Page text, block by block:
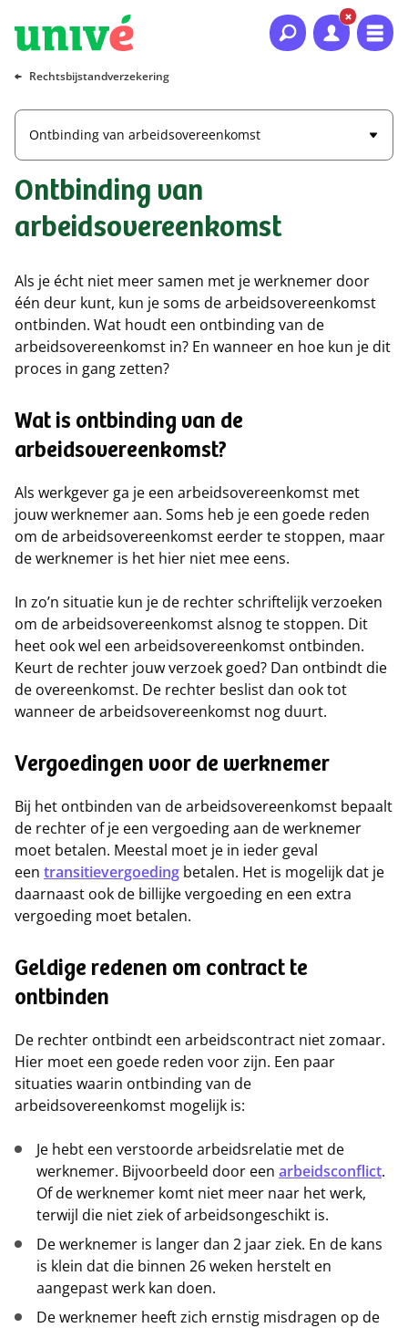
Naar hoofdinhoud
Naar hoofdnavigatie
Naar footer
Rechtsbijstandverzekering
Ontbinding van arbeidsovereenkomst
Ontbinding van
arbeidsovereenkomst
Als je écht niet meer samen met je werknemer door
één deur kunt, kun je soms de arbeidsovereenkomst
ontbinden. Wat houdt een ontbinding van de
arbeidsovereenkomst in? En wanneer en hoe kun je dit
proces in gang zetten?
Wat is ontbinding van de
arbeidsovereenkomst?
Als werkgever ga je een arbeidsovereenkomst met
jouw werknemer aan. Soms heb je een goede reden
om de arbeidsovereenkomst eerder te stoppen, maar
de werknemer is het hier niet mee eens.
In zo’n situatie kun je de rechter schriftelijk verzoeken
om de arbeidsovereenkomst alsnog te stoppen. Dit
heet ook wel een arbeidsovereenkomst ontbinden.
Keurt de rechter jouw verzoek goed? Dan ontbindt die
de overeenkomst. De rechter beslist dan ook tot
wanneer de arbeidsovereenkomst nog duurt.
Vergoedingen voor de werknemer
Bij het ontbinden van de arbeidsovereenkomst bepaalt
de rechter of je een vergoeding aan de werknemer
moet betalen. Meestal moet je in ieder geval
een transitievergoeding betalen. Het is mogelijk dat je
daarnaast ook de billijke vergoeding en een extra
vergoeding moet betalen.
Geldige redenen om contract te
ontbinden
De rechter ontbindt een arbeidscontract niet zomaar.
Hier moet een goede reden voor zijn. Een paar
situaties waarin ontbinding van de
arbeidsovereenkomst mogelijk is:
Je hebt een verstoorde arbeidsrelatie met de
werknemer. Bijvoorbeeld door een arbeidsconflict.
Of de werknemer komt niet meer naar het werk,
terwijl die niet ziek of arbeidsongeschikt is.
De werknemer is langer dan 2 jaar ziek. En de kans
is klein dat die binnen 26 weken herstelt en
aangepast werk kan doen.
De werknemer heeft zich ernstig misdragen op de